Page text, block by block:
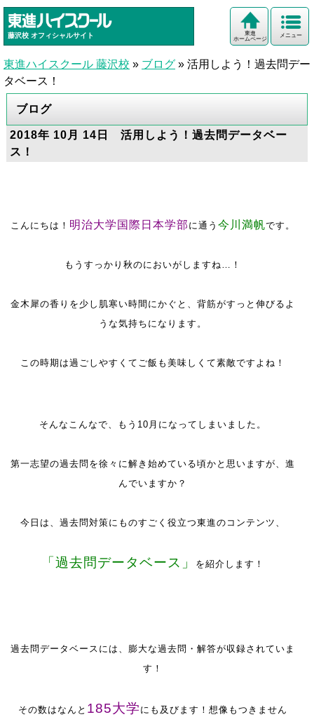
藤沢校 オフィシャルサイト メニュー
東進
ホームページ
東進ハイスクール 藤沢校 » ブログ » 活用しよう！過去問デー
タベース！
ブログ
2018年 10月 14日 活用しよう！過去問データベー
ス！
こんにちは！ 明治大学国際日本学部 に通う今川満帆です。
もうすっかり秋のにおいがしますね…！
金木犀の香りを少し肌寒い時間にかぐと、背筋がすっと伸びるよ
うな気持ちになります。
この時期は過ごしやすくてご飯も美味しくて素敵ですよね！
そんなこんなで、もう10月になってしまいました。
第一志望の過去問を徐々に解き始めている頃かと思いますが、進
んでいますか？
今日は、過去問対策にものすごく役立つ東進のコンテンツ、
「過去問データベース」 を紹介します！
過去問データベースには、膨大な過去問・解答が収録されていま
す！
その数はなんと 185大学 にも及びます！想像もつきません